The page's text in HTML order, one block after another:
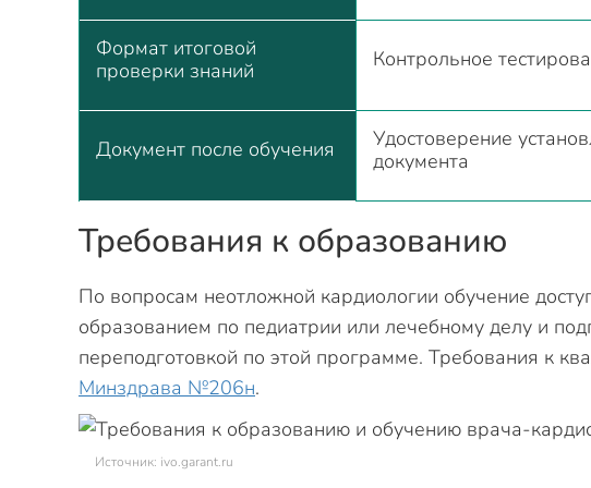
Формат итоговой
проверки знаний
Контрольное
Документ после обучения
Удостоверение
документа
Требования к образованию
По вопросам неотложной кардиологии обучение
образованием по педиатрии или лечебному делу и
переподготовкой по этой программе. Требования к
Минздрава №206н.
Источник: ivo.garant.ru